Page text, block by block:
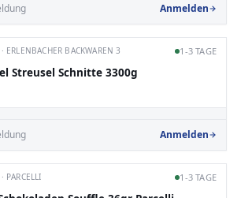
Anmelden
ERLENBACHER BACKWAREN 3 1-3 TAGE
Streusel Schnitte 3300g
Anmelden
PARCELLI 1-3 TAGE